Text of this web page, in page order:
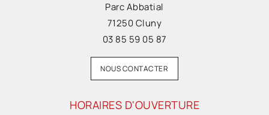
Parc Abbatial
71250 Cluny
03 85 59 05 87
NOUS CONTACTER
HORAIRES D'OUVERTURE